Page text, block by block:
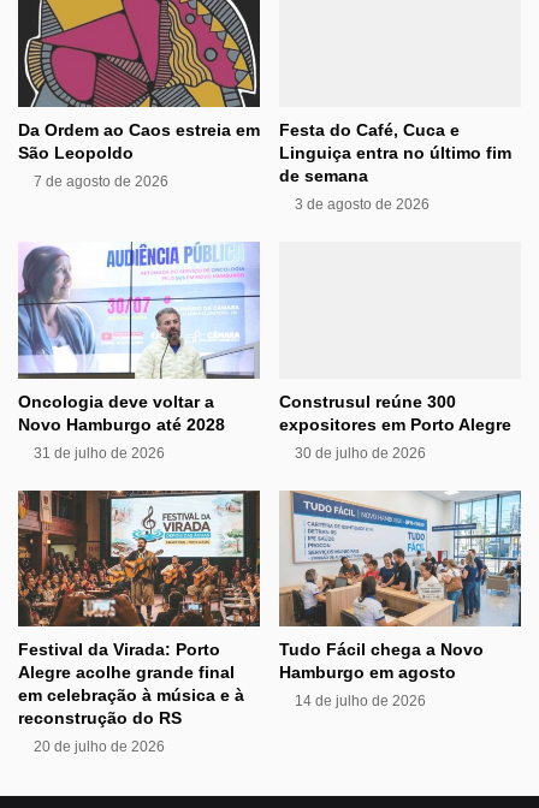
Da Ordem ao Caos estreia em
São Leopoldo
7 de agosto de 2026
Festa do Café, Cuca e
Linguiça entra no último fim
de semana
3 de agosto de 2026
Oncologia deve voltar a
Novo Hamburgo até 2028
31 de julho de 2026
Construsul reúne 300
expositores em Porto Alegre
30 de julho de 2026
Festival da Virada: Porto
Alegre acolhe grande final
em celebração à música e à
reconstrução do RS
20 de julho de 2026
Tudo Fácil chega a Novo
Hamburgo em agosto
14 de julho de 2026